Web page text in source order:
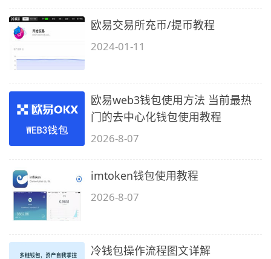
欧易交易所充币/提币教程
2024-01-11
欧易web3钱包使用方法 当前最热
门的去中心化钱包使用教程
2026-8-07
imtoken钱包使用教程
2026-8-07
冷钱包操作流程图文详解